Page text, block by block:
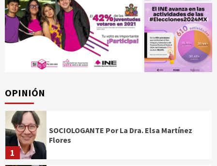
OPINIÓN
1
SOCIOLOGANTE Por La Dra. Elsa Martínez
Flores